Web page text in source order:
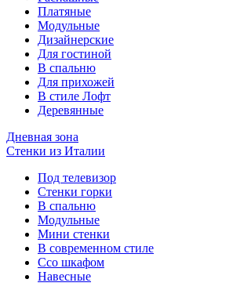
Платяные
Модульные
Дизайнерские
Для гостиной
В спальню
Для прихожей
В стиле Лофт
Деревянные
Дневная зона
Стенки из Италии
Под телевизор
Стенки горки
В спальню
Модульные
Мини стенки
В современном стиле
Ссо шкафом
Навесные